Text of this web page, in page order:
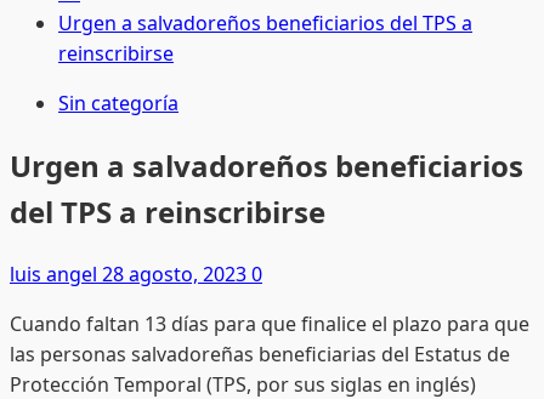
Urgen a salvadoreños beneficiarios del TPS a
reinscribirse
Sin categoría
Urgen a salvadoreños beneficiarios
del TPS a reinscribirse
luis angel 28 agosto, 20230
Cuando faltan 13 días para que finalice el plazo para que
las personas salvadoreñas beneficiarias del Estatus de
Protección Temporal (TPS, por sus siglas en inglés)